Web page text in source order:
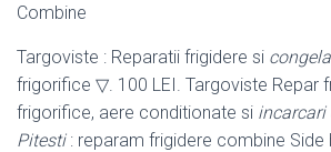
Combine
Targoviste : Reparatii frigidere si
frigorifice ▽. 100 LEI. Targoviste Repar
frigorifice, aere conditionate si incarcari
Pitesti: reparam frigidere combine Side